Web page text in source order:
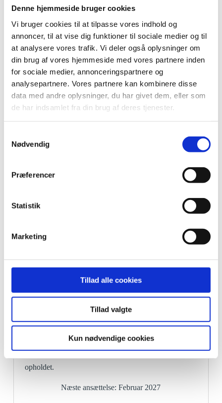
Denne hjemmeside bruger cookies
Vi bruger cookies til at tilpasse vores indhold og
annoncer, til at vise dig funktioner til sociale medier og til
at analysere vores trafik. Vi deler også oplysninger om
din brug af vores hjemmeside med vores partnere inden
for sociale medier, annonceringspartnere og
analysepartnere. Vores partnere kan kombinere disse
data med andre oplysninger, du har givet dem, eller som
de har indsamlet fra din brug af deres tjenester.
Nødvendig
Præferencer
Statistik
Marketing
Tillad alle cookies
Tillad valgte
Kun nødvendige cookies
Content creator
Som Content Creator er du ansvarlig for Zanzibar
Højskolens sociale medier og profilering.
Næste ansættelse: Februar 2027
LÆS MERE
Som Videokreatør er du ansvarlig for at holde Zanzibar
LÆS MERE
Musiklærer
Som musiklærer er du bl.a. ansvarlig for morgensang,
samt løbende initiere musikalske initiativer gennem
opholdet.
Næste ansættelse: Februar 2027